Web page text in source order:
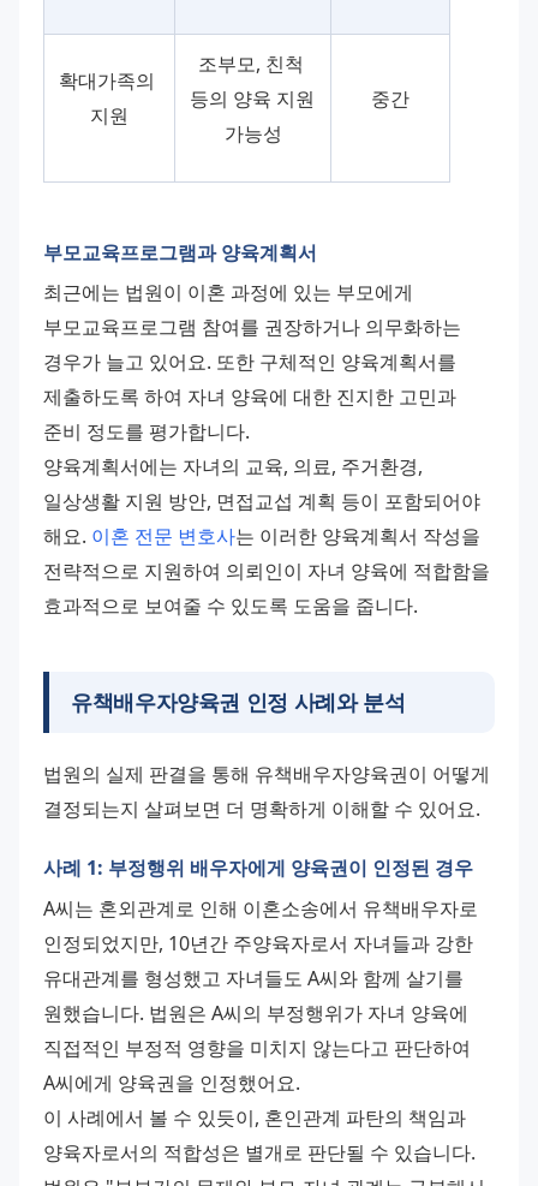
확대가족의
지원
조부모, 친척
등의 양육 지원
가능성
중간
부모교육프로그램과 양육계획서
최근에는 법원이 이혼 과정에 있는 부모에게
부모교육프로그램 참여를 권장하거나 의무화하는
경우가 늘고 있어요. 또한 구체적인 양육계획서를
제출하도록 하여 자녀 양육에 대한 진지한 고민과
준비 정도를 평가합니다.
양육계획서에는 자녀의 교육, 의료, 주거환경,
일상생활 지원 방안, 면접교섭 계획 등이 포함되어야
해요. 이혼 전문 변호사는 이러한 양육계획서 작성을
전략적으로 지원하여 의뢰인이 자녀 양육에 적합함을
효과적으로 보여줄 수 있도록 도움을 줍니다.
유책배우자양육권 인정 사례와 분석
법원의 실제 판결을 통해 유책배우자양육권이 어떻게
결정되는지 살펴보면 더 명확하게 이해할 수 있어요.
사례 1: 부정행위 배우자에게 양육권이 인정된 경우
A씨는 혼외관계로 인해 이혼소송에서 유책배우자로
인정되었지만, 10년간 주양육자로서 자녀들과 강한
유대관계를 형성했고 자녀들도 A씨와 함께 살기를
원했습니다. 법원은 A씨의 부정행위가 자녀 양육에
직접적인 부정적 영향을 미치지 않는다고 판단하여
A씨에게 양육권을 인정했어요.
이 사례에서 볼 수 있듯이, 혼인관계 파탄의 책임과
양육자로서의 적합성은 별개로 판단될 수 있습니다.